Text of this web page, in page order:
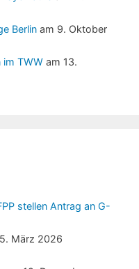
Berlin am 9. Oktober
im TWW am 13.
stellen Antrag an G-
5. März 2026